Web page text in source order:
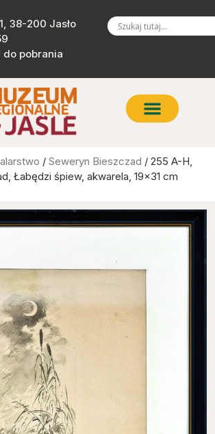
38-200 Jasło
do pobrania
/ Seweryn Bieszczad / 255 A-H,
Łabędzi śpiew, akwarela, 19×31 cm